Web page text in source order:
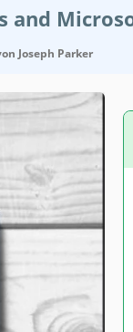
and
Joseph Parker